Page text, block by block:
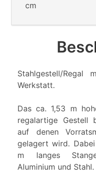
cm
Stahlgestell/Regal
Werkstatt.
Das ca. 1,53 m
regalartige Gestell
auf denen
gelagert wird.
m langes
Aluminium und Stahl.